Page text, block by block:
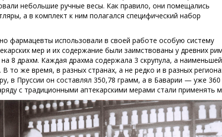
небольшие ручные весы. Как правило, они помещались
а в комплект к ним полагался специфический набор
фармацевты использовали в своей работе особую систему
мер и их содержание были заимствованы у древних
8 драхм. Каждая драхма содержала 3 скрупула, а
В то же время, в разных странах, а не редко и в разных
в Пруссии он составлял 350,78 грамм, а в Баварии — уже
с традиционными аптекарскими мерами стали применять